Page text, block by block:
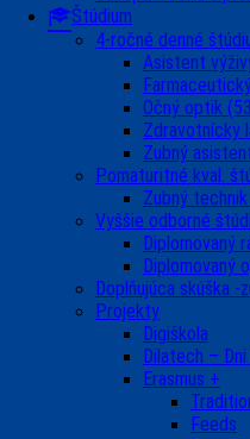
Štúdium
4-ročné denné
Asistent
Očný optik
Zdravotnícky
Zubný
Pomaturitné kval.
Zubný
Vyššie odborné
Diplomovaný
Diplomovaný
Doplňujúca skúška -
Projekty
Digiškola
Dilatech –
Erasmus +
Feeds